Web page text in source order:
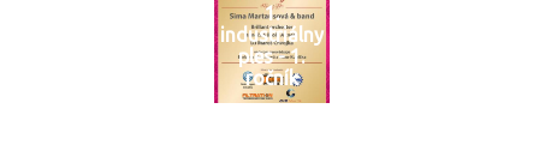
1.
industriálny
ples - 1.
ročník